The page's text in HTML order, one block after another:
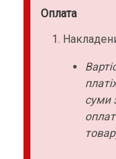
Оплата
суми